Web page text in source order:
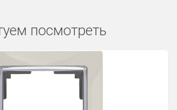
посмотреть